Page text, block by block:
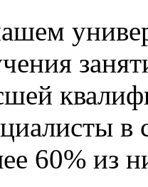
в
60% из